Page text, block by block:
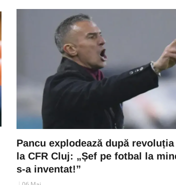
Pancu explodează după revoluția
la CFR Cluj: „Șef pe fotbal la
s-a inventat!”